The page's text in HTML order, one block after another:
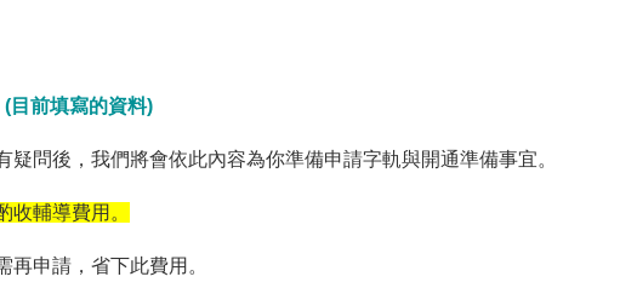
目前填寫的資料)
問後，我們將會依此內容為你準備申請字軌與開通準備事宜。
收輔導費用。
申請，省下此費用。